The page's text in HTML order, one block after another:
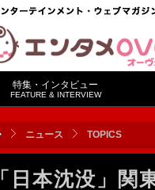
特集・インタビュー
FEATURE & INTERVIEW
ニュース TOPICS
「日本沈没」関